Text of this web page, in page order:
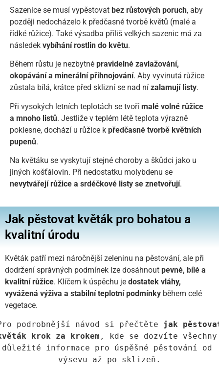
Sazenice se musí vypěstovat bez růstových poruch, aby
později nedocházelo k předčasné tvorbě květů (malé a
řídké růžice). Také výsadba příliš velkých sazenic má za
následek vybíhání rostlin do květu.
Během růstu je nezbytné pravidelné zavlažování,
okopávání a minerální přihnojování. Aby vyvinutá růžice
zůstala bílá, krátce před sklizní se nad ní zalamují listy.
Při vysokých letních teplotách se tvoří malé volné růžice
a mnoho listů. Jestliže v teplém létě teplota výrazně
poklesne, dochází u růžice k předčasné tvorbě květních
pupenů.
Na květáku se vyskytují stejné choroby a škůdci jako u
jiných košťálovin. Při nedostatku molybdenu se
nevytvářejí růžice a srdéčkové listy se znetvořují.
Jak pěstovat květák pro bohatou a
kvalitní úrodu
Květák patří mezi náročnější zeleninu na pěstování, ale při
dodržení správných podmínek lze dosáhnout pevné, bílé a
kvalitní růžice. Klíčem k úspěchu je dostatek vláhy,
vyvážená výživa a stabilní teplotní podmínky během celé
vegetace.
podrobnější návod si přečtěte
jak
krok za krokem , kde se dozvíte všechny
důležité informace pro úspěšné pěstování od
výsevu až po sklizeň.